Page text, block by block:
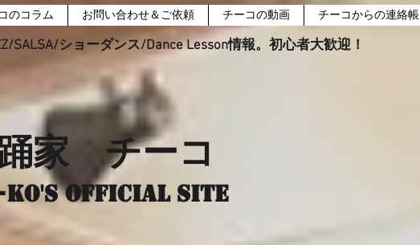
のコラム お問い合わせ＆ご依頼 チーコの動画 チーコからの連絡帳
SALSA/ショーダンス/Dance Lesson情報。初心者大歓迎！
家 チーコ
ko's Official site